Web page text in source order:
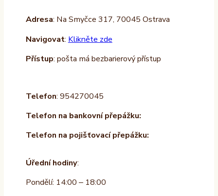
Adresa: Na Smyčce 317, 70045 Ostrava
Navigovat: Klikněte zde
Přístup: pošta má bezbarierový přístup
Telefon: 954270045
Telefon na bankovní přepážku:
Telefon na pojišťovací přepážku:
Úřední hodiny:
Pondělí: 14:00 – 18:00